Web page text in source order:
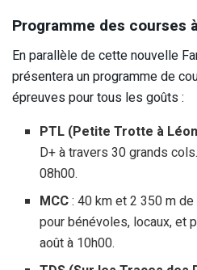
Programme des courses
En parallèle de cette nouvelle
présentera un programme de
épreuves pour tous les goûts :
PTL (Petite Trotte à
D+ à travers 30 grands
08h00.
MCC: 40 km et 2 350 m
pour bénévoles, locaux, et
août à 10h00.